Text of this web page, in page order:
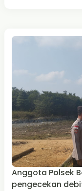
Anggota Polsek
pengecekan